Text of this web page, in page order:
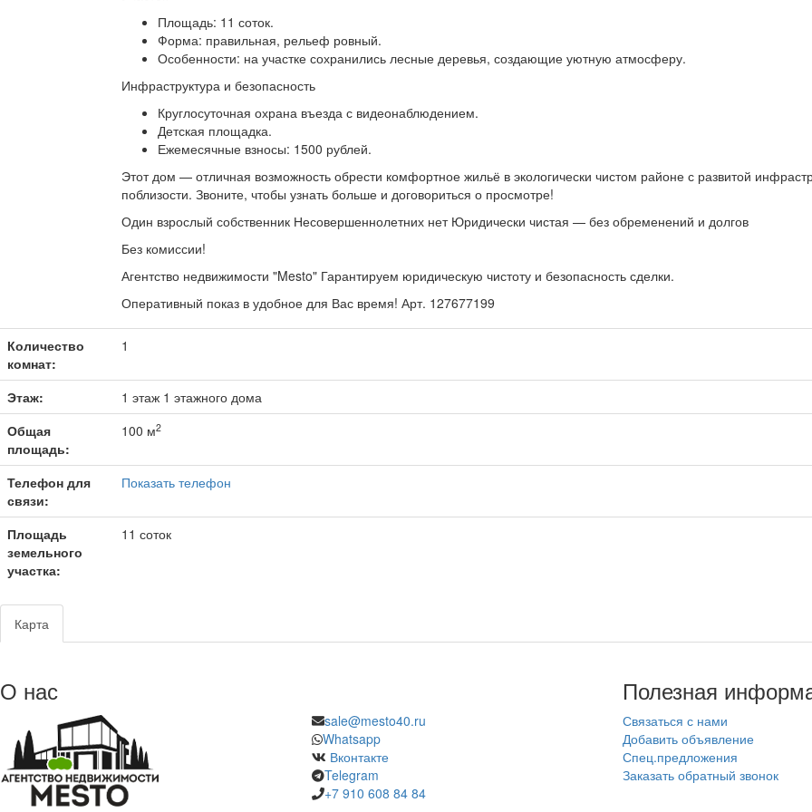
Площадь: 11 соток.
Форма: правильная, рельеф ровный.
Особенности: на участке сохранились лесные деревья, создающие уютную атмосферу.
Инфраструктура и безопасность
Круглосуточная охрана въезда с видеонаблюдением.
Детская площадка.
Ежемесячные взносы: 1500 рублей.
Этот дом — отличная возможность обрести комфортное жильё в экологически чистом районе с развитой
поблизости. Звоните, чтобы узнать больше и договориться о просмотре!
Один взрослый собственник Несовершеннолетних нет Юридически чистая — без обременений и долгов
Без комиссии!
Агентство недвижимости "Mesto" Гарантируем юридическую чистоту и безопасность сделки.
Оперативный показ в удобное для Вас время! Арт. 127677199
Количество
комнат:
1
Этаж:
1 этаж 1 этажного дома
Общая
площадь:
100 м2
Телефон для
связи:
Показать телефон
Площадь
земельного
участка:
11 соток
Карта
О нас
sale@mesto40.ru
Whatsapp
Вконтакте
Telegram
+7 910 608 84 84
Полезная
Связаться с нами
Добавить объявление
Спец.предложения
Заказать обратный звонок